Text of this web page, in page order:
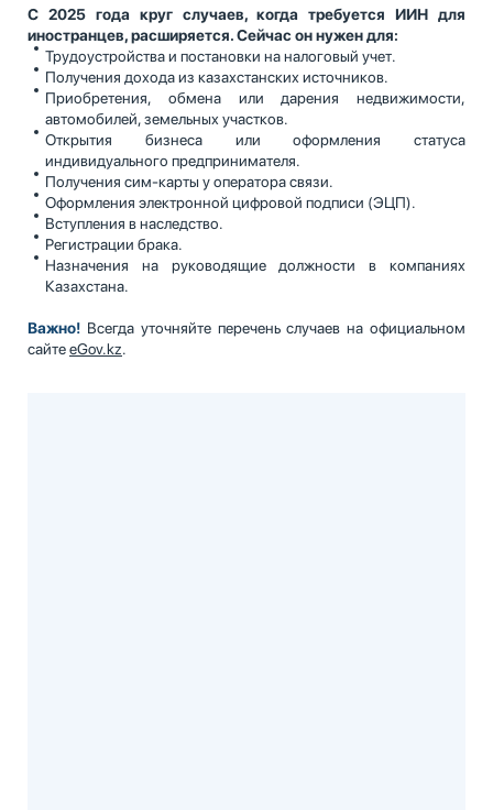
С 2025 года круг случаев, когда требуется ИИН для
иностранцев, расширяется. Сейчас он нужен для:
Трудоустройства и постановки на налоговый учет.
Получения дохода из казахстанских источников.
Приобретения, обмена или дарения недвижимости,
автомобилей, земельных участков.
Открытия бизнеса или оформления статуса
индивидуального предпринимателя.
Получения сим-карты у оператора связи.
Оформления электронной цифровой подписи (ЭЦП).
Вступления в наследство.
Регистрации брака.
Назначения на руководящие должности в компаниях
Казахстана.
Важно! Всегда уточняйте перечень случаев на официальном
сайтеeGov.kz.